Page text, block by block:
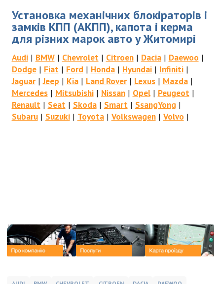
Установка механічних блокіраторів і
замків КПП (АКПП), капота і керма
для різних марок авто у Житомирі
Audi| BMW| Chevrolet| Citroen| Dacia| Daewoo |
Dodge| Fiat| Ford| Honda| Hyundai| Infiniti|
Jaguar|Jeep | Kia| Land Rover| Lexus| Mazda|
Mercedes| Mitsubishi| Nissan| Opel| Peugeot|
Renault| Seat| Skoda| Smart| SsangYong |
Subaru| Suzuki| Toyota| Volkswagen| Volvo |